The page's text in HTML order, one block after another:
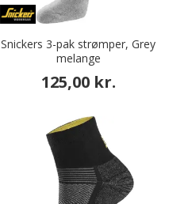
Snickers 3-pak strømper, Grey
melange
125,00 kr.